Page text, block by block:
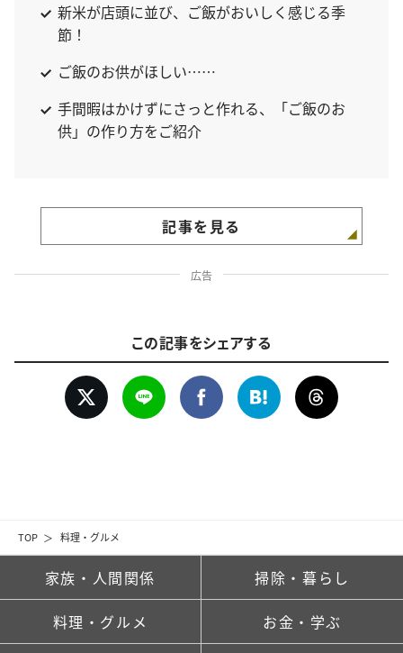
TOP 料理・グルメ
新米が店頭に並び、ご飯がおいしく感じる季
節！
ご飯のお供がほしい……
手間暇はかけずにさっと作れる、「ご飯のお
供」の作り方をご紹介
記事を見る
広告
この記事をシェアする
家族・人間関係 掃除・暮らし
料理・グルメ お金・学ぶ